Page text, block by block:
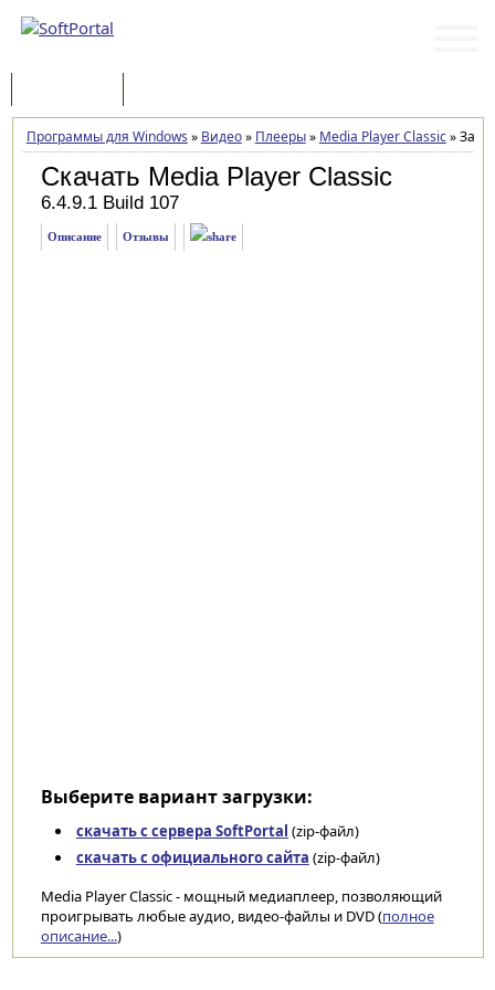
Программы для Windows » Видео» Плееры» Media Player Classic»
Скачать Media Player Classic
6.4.9.1 Build 107
Описание Отзывы
Выберите вариант загрузки:
скачать с сервера SoftPortal (zip-файл)
скачать с официального сайта (zip-файл)
Media Player Classic - мощный медиаплеер, позволяющий
проигрывать любые аудио, видео-файлы и DVD (полное
описание...)